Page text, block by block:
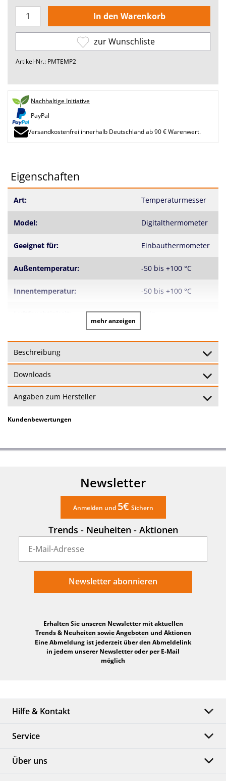
zur Wunschliste
Artikel-Nr.: PMTEMP2
Nachhaltige Initiative
PayPal
Versandkostenfrei innerhalb Deutschland ab 90 € Warenwert.
Eigenschaften
Art: Temperaturmesser
Model: Digitalthermometer
Geeignet für: Einbauthermometer
Außentemperatur: -50 bis +100 °C
Innentemperatur: -50 bis +100 °C
Alarmfunktion:
Batterien: 1x LR44 (mitgeliefert)
Abmessungen: 4,8 x 3 x 1,5 cm
Kabellänge Sensor 100
24 Monate
(Garantiebedingungen)
mehr anzeigen
Beschreibung
Downloads
Angaben zum Hersteller
Kundenbewertungen
Newsletter
Anmelden und 5€ Sichern
Trends - Neuheiten - Aktionen
Newsletter abonnieren
Erhalten Sie unseren Newsletter mit aktuellen
Trends & Neuheiten sowie Angeboten und Aktionen
Eine Abmeldung ist jederzeit über den Abmeldelink
in jedem unserer Newsletter oder per E-Mail
möglich
Hilfe & Kontakt
Service
Über uns